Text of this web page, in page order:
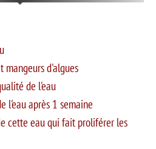
mangeurs d'algues
de l'eau
l'eau après 1 semaine
cette eau qui fait proliférer les